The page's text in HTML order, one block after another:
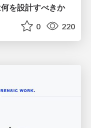
を設計すべきか
0 220